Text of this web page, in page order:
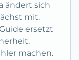
ändert sich
mit.
ersetzt
machen.